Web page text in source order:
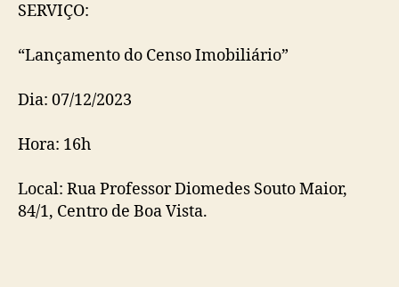
SERVIÇO:
“Lançamento do Censo Imobiliário”
Dia: 07/12/2023
Hora: 16h
Local: Rua Professor Diomedes Souto Maior,
84/1, Centro de Boa Vista.